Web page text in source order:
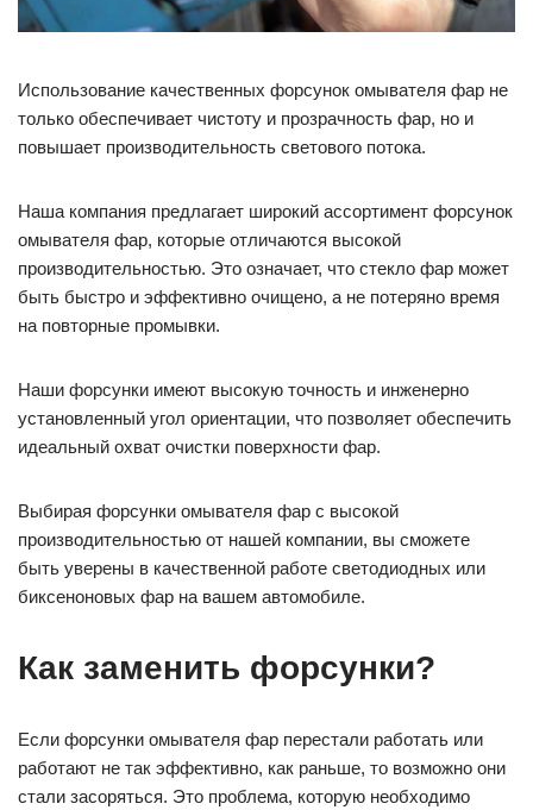
Использование качественных форсунок омывателя фар не
только обеспечивает чистоту и прозрачность фар, но и
повышает производительность светового потока.
Наша компания предлагает широкий ассортимент форсунок
омывателя фар, которые отличаются высокой
производительностью. Это означает, что стекло фар может
быть быстро и эффективно очищено, а не потеряно время
на повторные промывки.
Наши форсунки имеют высокую точность и инженерно
установленный угол ориентации, что позволяет обеспечить
идеальный охват очистки поверхности фар.
Выбирая форсунки омывателя фар с высокой
производительностью от нашей компании, вы сможете
быть уверены в качественной работе светодиодных или
биксеноновых фар на вашем автомобиле.
Как заменить форсунки?
Если форсунки омывателя фар перестали работать или
работают не так эффективно, как раньше, то возможно они
стали засоряться. Это проблема, которую необходимо